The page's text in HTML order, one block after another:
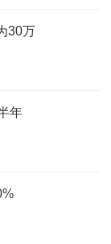
30万
年